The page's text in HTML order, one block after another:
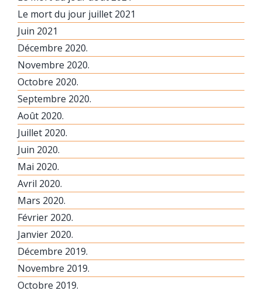
Le mort du jour juillet 2021
Juin 2021
Décembre 2020.
Novembre 2020.
Octobre 2020.
Septembre 2020.
Août 2020.
Juillet 2020.
Juin 2020.
Mai 2020.
Avril 2020.
Mars 2020.
Février 2020.
Janvier 2020.
Décembre 2019.
Novembre 2019.
Octobre 2019.